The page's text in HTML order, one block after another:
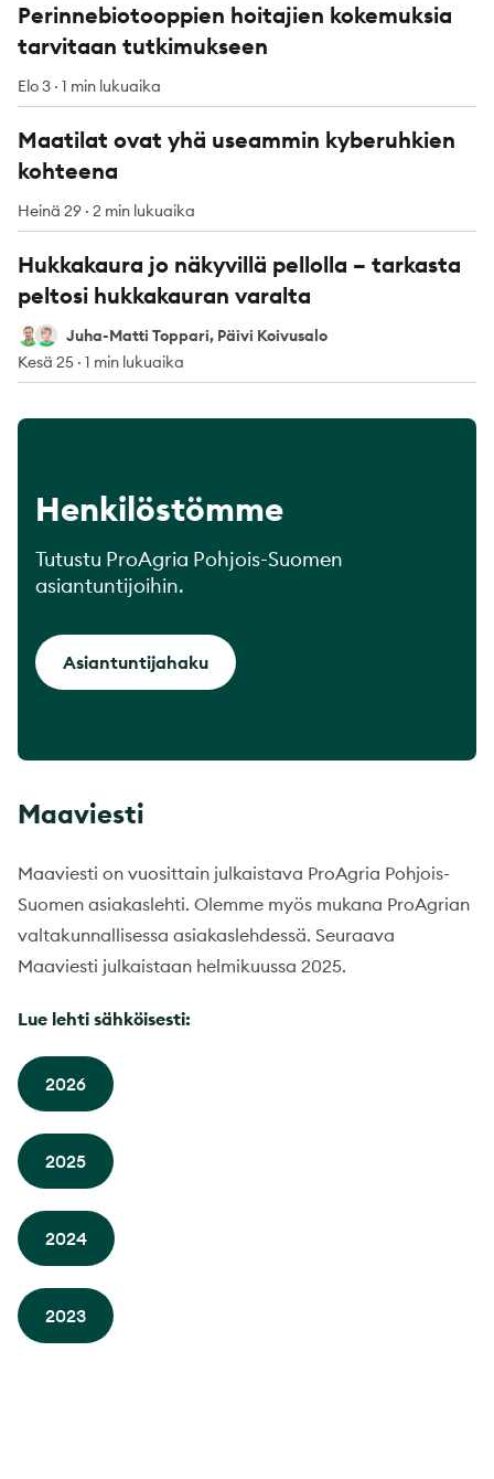
Perinnebiotooppien hoitajien kokemuksia
tarvitaan tutkimukseen
Elo 3 · 1 min lukuaika
Maatilat ovat yhä useammin kyberuhkien
kohteena
Heinä 29 · 2 min lukuaika
Hukkakaura jo näkyvillä pellolla – tarkasta
peltosi hukkakauran varalta
Juha-Matti Toppari
Päivi Koivusalo
Juha-Matti Toppari, Päivi Koivusalo
Kesä 25 · 1 min lukuaika
Henkilöstömme
Tutustu ProAgria Pohjois-Suomen
asiantuntijoihin.
Asiantuntijahaku
Maaviesti
Maaviesti on vuosittain julkaistava ProAgria Pohjois-
Suomen asiakaslehti. Olemme myös mukana ProAgrian
valtakunnallisessa asiakaslehdessä. Seuraava
Maaviesti julkaistaan helmikuussa 2025.
Lue lehti sähköisesti:
2026
2025
2024
2023